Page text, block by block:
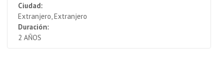
Ciudad:
Extranjero, Extranjero
Duración:
2 AÑOS